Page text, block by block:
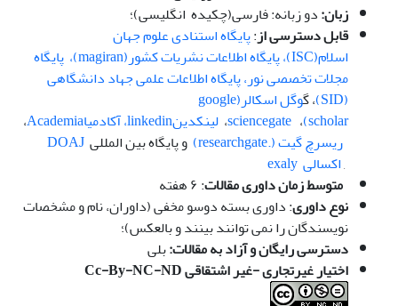
زبان:دو زبانه: فارسی(چکیده انگلیسی)؛
قابل دسترسی از:پایگاه استنادی علوم جهان
اسلام(ISC)،
پایگاه اطلاعات نشریات کشور(magiran)،
پایگاه
مجلات تخصصی نور،پایگاه اطلاعات علمی جهاد دانشگاهی
(SID)
، گ
وگل اسکالر(google
scholar) ، sciencegate، لینکدینlinkedin ،آکادمیاAcademia،
ریسرچ گیت (.researchgate)
و پایگاه بین المللی DOAJ
,اکسالی exaly
متوسط زمان داوری مقالات: ۶ هفته
نوع داوری: داوری بسته دوسو مخفی (داوران، نام و مشخصات
نویسندگان را نمی توانند بینند و بالعکس)؛
دسترسی رایگان و آزاد به مقالات:بلی
اختیار غیرتجاری -غیر اشتقاقیCc-By-NC-ND